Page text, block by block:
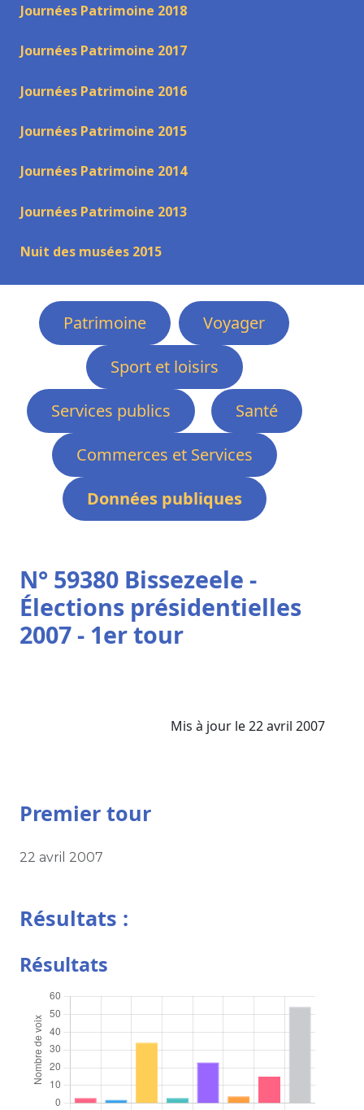
Journées Patrimoine 2018
Journées Patrimoine 2017
Journées Patrimoine 2016
Journées Patrimoine 2015
Journées Patrimoine 2014
Journées Patrimoine 2013
Nuit des musées 2015
Patrimoine
Voyager
Sport et loisirs
Services publics
Santé
Commerces et Services
Données publiques
N° 59380 Bissezeele -
Élections présidentielles
2007 - 1er tour
Mis à jour le 22 avril 2007
Premier tour
22 avril 2007
Résultats :
Résultats